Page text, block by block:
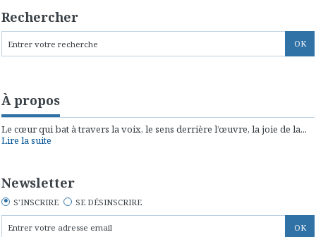
Rechercher
À propos
Le cœur qui bat à travers la voix, le sens derrière l’œuvre, la joie de la...
Lire la suite
Newsletter
S'INSCRIRE SE DÉSINSCRIRE